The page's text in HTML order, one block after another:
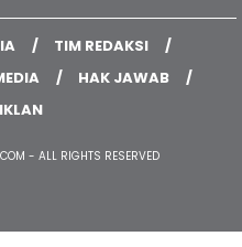
Mediaemiten.com
TIM REDAKSI